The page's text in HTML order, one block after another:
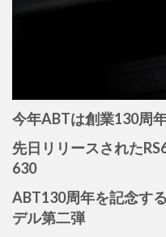
今年ABTは創業130周
先日リリースされた
630
ABT130周年を記念す
デル第二弾